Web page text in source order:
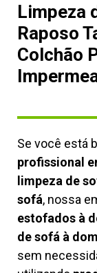
Limpeza
Raposo
Colchão
Se você está
profissional
limpeza de
sofá, nossa
estofados à
de sofá à
sem